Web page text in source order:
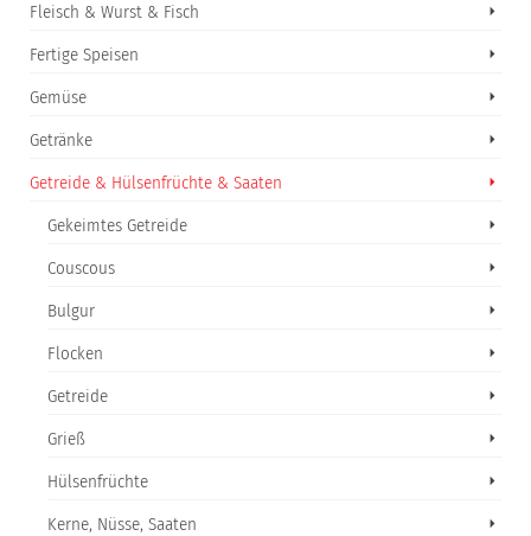
Fleisch & Wurst & Fisch
Fertige Speisen
Gemüse
Getränke
Getreide & Hülsenfrüchte & Saaten
Gekeimtes Getreide
Couscous
Bulgur
Flocken
Getreide
Grieß
Hülsenfrüchte
Kerne, Nüsse, Saaten